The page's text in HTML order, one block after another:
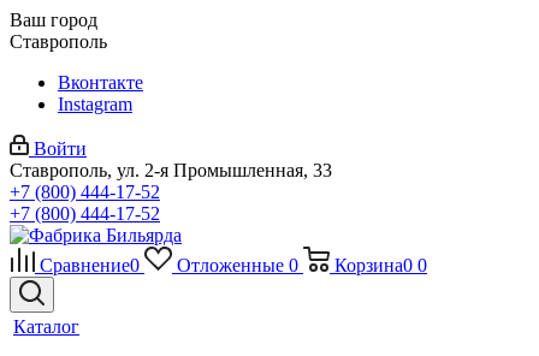
Ваш город
Ставрополь
Вконтакте
Instagram
Войти
Ставрополь, ул. 2-я Промышленная, 33
+7 (800) 444-17-52
+7 (800) 444-17-52
Сравнение0 Отложенные 0 Корзина0 0
Каталог